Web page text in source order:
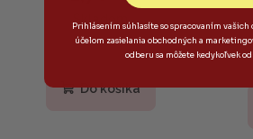
maska s Aloe vera
Skladom
Do košíka
Prihlásením súhlasíte so spracovaním vašich
účelom zasielania obchodných a
odberu sa môžete kedykoľvek